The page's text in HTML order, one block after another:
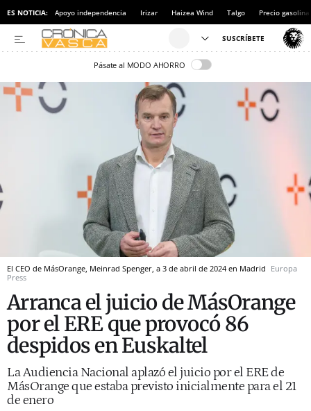
ES NOTICIA: Apoyo independencia Irizar Haizea Wind Talgo Precio gasolina
Pásate al MODO AHORRO
El CEO de MásOrange, Meinrad Spenger, a 3 de abril de 2024 en Madrid Europa
Press
Arranca el juicio de MásOrange
por el ERE que provocó 86
despidos en Euskaltel
La Audiencia Nacional aplazó el juicio por el ERE de
MásOrange que estaba previsto inicialmente para el 21
de enero